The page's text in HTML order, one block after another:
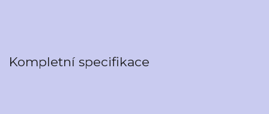
Kompletní specifikace